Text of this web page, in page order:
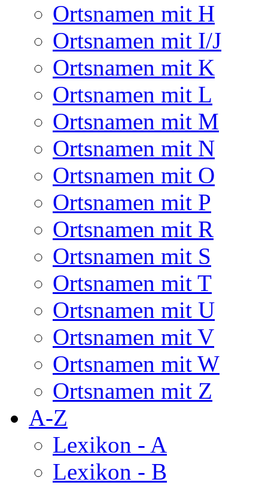
Ortsnamen mit H
Ortsnamen mit I/J
Ortsnamen mit K
Ortsnamen mit L
Ortsnamen mit M
Ortsnamen mit N
Ortsnamen mit O
Ortsnamen mit P
Ortsnamen mit R
Ortsnamen mit S
Ortsnamen mit T
Ortsnamen mit U
Ortsnamen mit V
Ortsnamen mit W
Ortsnamen mit Z
A-Z
Lexikon - A
Lexikon - B